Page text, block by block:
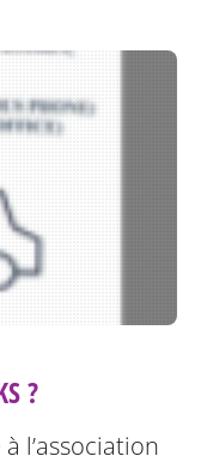
?
l’association